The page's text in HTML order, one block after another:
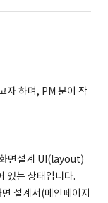
자 하며, PM 분이 작
면설계 UI(layout)
있는 상태입니다.
설계서(메인페이지